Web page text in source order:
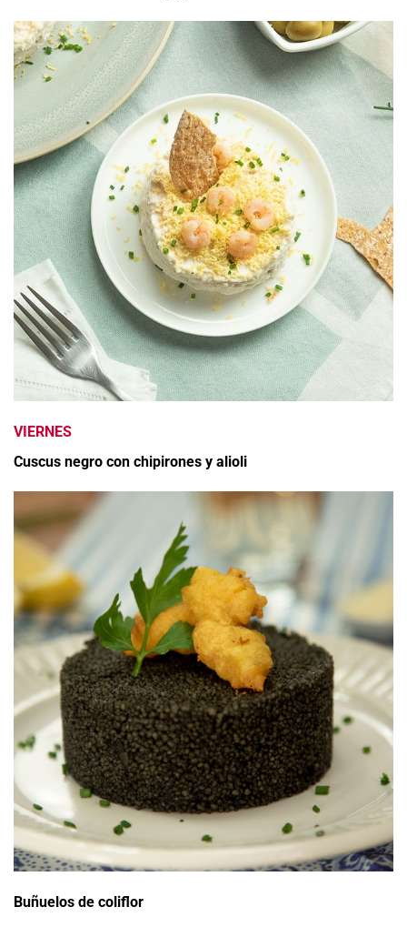
VIERNES
Cuscus negro con chipirones y alioli
Buñuelos de coliflor